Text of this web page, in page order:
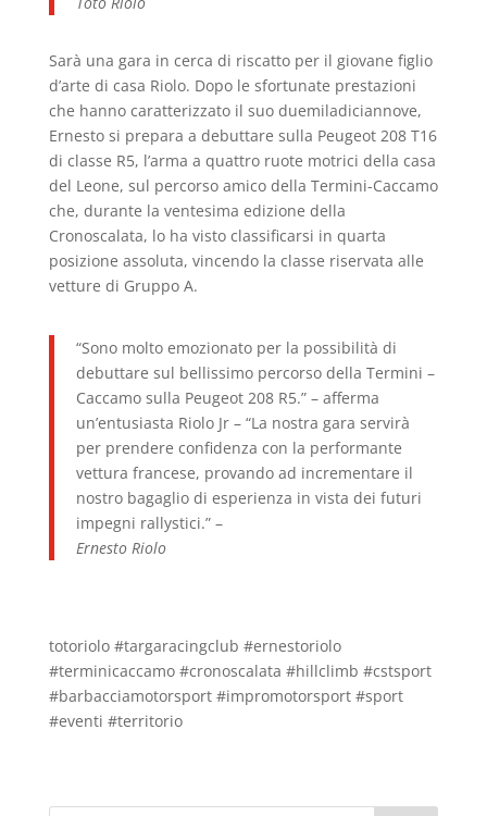
Sarà una gara in cerca di riscatto per il giovane figlio
d’arte di casa Riolo. Dopo le sfortunate prestazioni
che hanno caratterizzato il suo duemiladiciannove,
Ernesto si prepara a debuttare sulla Peugeot 208 T16
di classe R5, l’arma a quattro ruote motrici della casa
del Leone, sul percorso amico della Termini-Caccamo
che, durante la ventesima edizione della
Cronoscalata, lo ha visto classificarsi in quarta
posizione assoluta, vincendo la classe riservata alle
vetture di Gruppo A.
“Sono molto emozionato per la possibilità di
debuttare sul bellissimo percorso della Termini –
Caccamo sulla Peugeot 208 R5.” – afferma
un’entusiasta Riolo Jr – “La nostra gara servirà
per prendere confidenza con la performante
vettura francese, provando ad incrementare il
nostro bagaglio di esperienza in vista dei futuri
impegni rallystici.” –
Ernesto Riolo
totoriolo #targaracingclub #ernestoriolo
#terminicaccamo #cronoscalata #hillclimb #cstsport
#barbacciamotorsport #impromotorsport #sport
#eventi #territorio